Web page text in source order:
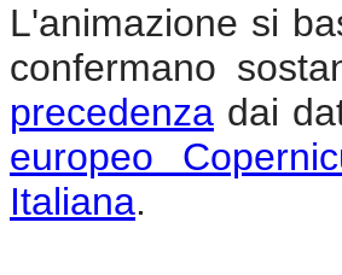
L'animazione si
confermano
precedenza dai
europeo
Italiana.